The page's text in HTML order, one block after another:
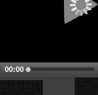
00:00